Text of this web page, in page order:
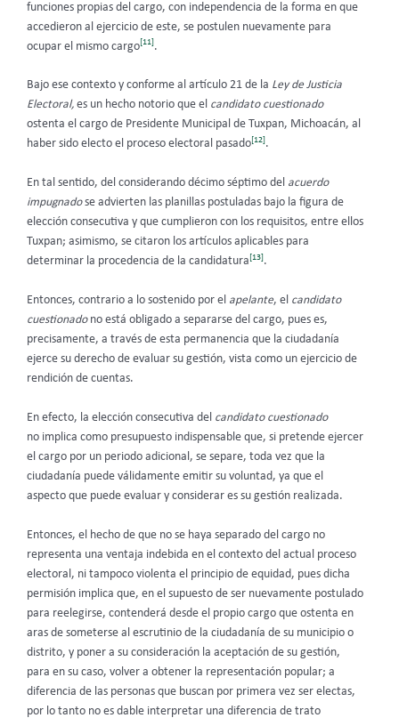
funciones propias del cargo, con independencia de la forma en que
accedieron al ejercicio de este, se postulen nuevamente para
ocupar el mismo cargo [11] .
Bajo ese contexto y conforme al artículo 21 de la Ley de Justicia
Electoral, es un hecho notorio que el candidato cuestionado
ostenta el cargo de Presidente Municipal de Tuxpan, Michoacán, al
haber sido electo el proceso electoral pasado [12] .
En tal sentido, del considerando décimo séptimo del acuerdo
impugnadose advierten las planillas postuladas bajo la figura de
elección consecutiva y que cumplieron con los requisitos, entre ellos
Tuxpan; asimismo, se citaron los artículos aplicables para
determinar la procedencia de la candidatura[13].
Entonces, contrario a lo sostenido por el apelante, el candidato
cuestionadono está obligado a separarse del cargo, pues es,
precisamente, a través de esta permanencia que la ciudadanía
ejerce su derecho de evaluar su gestión, vista como un ejercicio de
rendición de cuentas.
En efecto, la elección consecutiva del candidato cuestionado
no implica como presupuesto indispensable que, si pretende ejercer
el cargo por un periodo adicional, se separe, toda vez que la
ciudadanía puede válidamente emitir su voluntad, ya que el
aspecto que puede evaluar y considerar es su gestión realizada.
Entonces, el hecho de que no se haya separado del cargo no
representa una ventaja indebida en el contexto del actual proceso
electoral, ni tampoco violenta el principio de equidad, pues dicha
permisión implica que, en el supuesto de ser nuevamente postulado
para reelegirse, contenderá desde el propio cargo que ostenta en
aras de someterse al escrutinio de la ciudadanía de su municipio o
distrito, y poner a su consideración la aceptación de su gestión,
para en su caso, volver a obtener la representación popular; a
diferencia de las personas que buscan por primera vez ser electas,
por lo tanto no es dable interpretar una diferencia de trato